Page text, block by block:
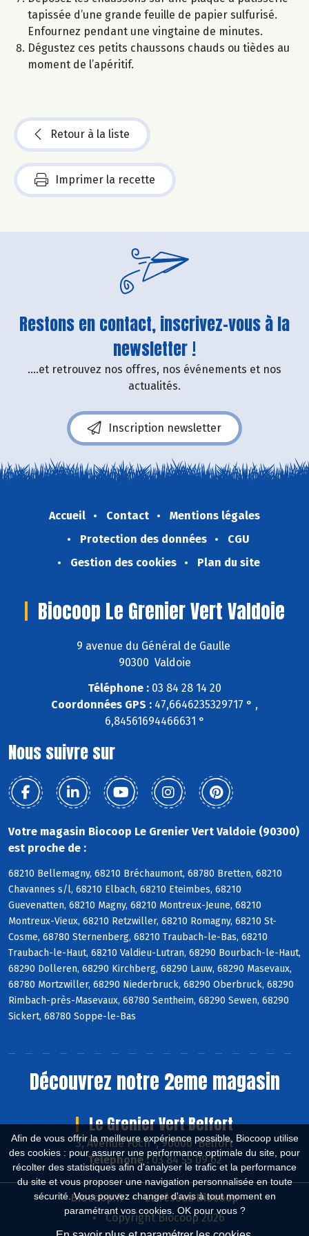
Afin de vous offrir la meilleure expérience possible, Biocoop utilise
des cookies : pour assurer une performance optimale du site, pour
récolter des statistiques afin d'analyser le trafic et la performance
du site et vous proposer une navigation personnalisée en toute
sécurité. Vous pouvez changer d'avis à tout moment en
paramétrant vos cookies. OK pour vous ?
tapissée d’une grande feuille de papier sulfurisé.
Enfournez pendant une vingtaine de minutes.
Dégustez ces petits chaussons chauds ou tièdes au
moment de l’apéritif.
Retour à la liste
Imprimer la recette
Restons en contact, inscrivez-vous à la
newsletter !
....et retrouvez nos offres, nos événements et nos
actualités.
Inscription newsletter
Accueil Contact
Mentions légales
Protection des données
CGU
Gestion des cookies
Plan du site
Biocoop Le Grenier Vert Valdoie
9 avenue du Général de Gaulle
90300 Valdoie
Téléphone : 03 84 28 14 20
Coordonnées GPS : 47,6646235329717 ° ,
6,84561694466631 °
Nous suivre sur
Votre magasin Biocoop Le Grenier Vert Valdoie (90300)
est proche de :
68210 Bellemagny, 68210 Bréchaumont, 68780 Bretten, 68210
Chavannes s/l, 68210 Elbach, 68210 Eteimbes, 68210
Guevenatten, 68210 Magny, 68210 Montreux-Jeune, 68210
Montreux-Vieux, 68210 Retzwiller, 68210 Romagny, 68210 St-
Cosme, 68780 Sternenberg, 68210 Traubach-le-Bas, 68210
Traubach-le-Haut, 68210 Valdieu-Lutran, 68290 Bourbach-le-Haut,
68290 Dolleren, 68290 Kirchberg, 68290 Lauw, 68290 Masevaux,
68780 Mortzwiller, 68290 Niederbruck, 68290 Oberbruck, 68290
Rimbach-près-Masevaux, 68780 Sentheim, 68290 Sewen, 68290
Sickert, 68780 Soppe-le-Bas
Découvrez notre 2eme magasin
Le Grenier Vert Belfort
3, Avenue Foch , 90000 Belfort
Téléphone :03 84 55 09 62
Biocoop.fr
Le réseau Biocoop
Copyright Biocoop 2026